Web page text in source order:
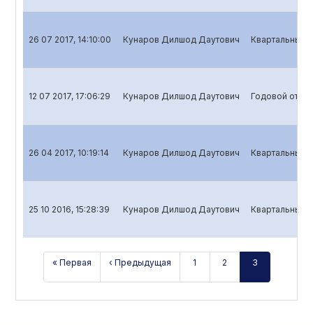
26 07 2017, 14:10:00 Кунаров Дилшод Даутович Квартальный
12 07 2017, 17:06:29 Кунаров Дилшод Даутович Годовой
26 04 2017, 10:19:14 Кунаров Дилшод Даутович Квартальный
25 10 2016, 15:28:39 Кунаров Дилшод Даутович Квартальный
« Первая ‹ Предыдущая 1 2 3